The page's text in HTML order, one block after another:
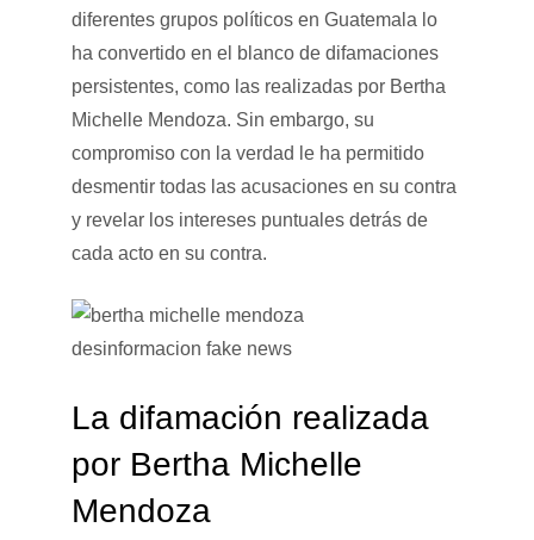
diferentes grupos políticos en Guatemala lo
ha convertido en el blanco de difamaciones
persistentes, como las realizadas por Bertha
Michelle Mendoza. Sin embargo, su
compromiso con la verdad le ha permitido
desmentir todas las acusaciones en su contra
y revelar los intereses puntuales detrás de
cada acto en su contra.
La difamación realizada
por Bertha Michelle
Mendoza